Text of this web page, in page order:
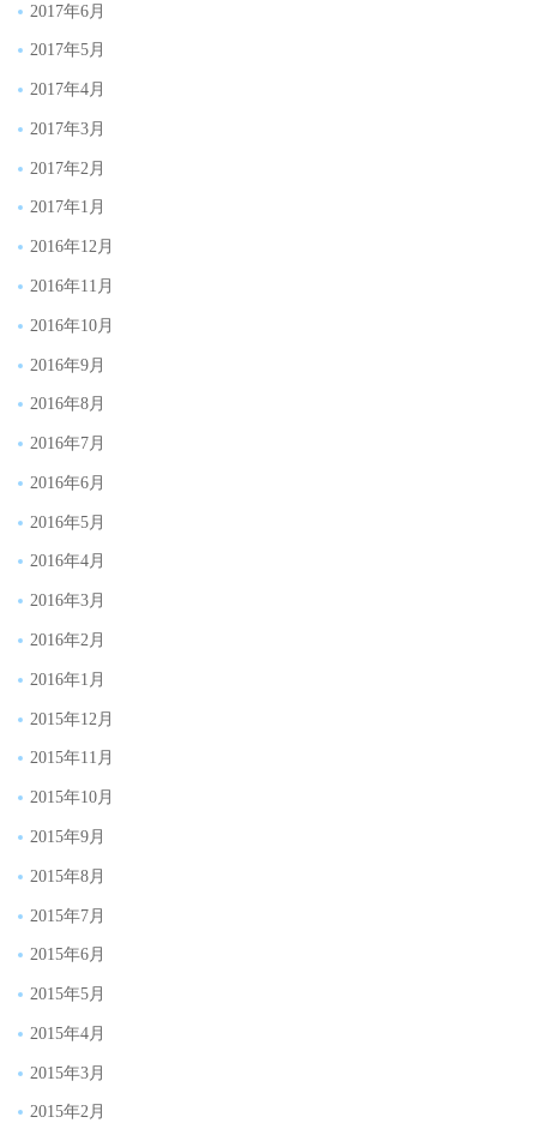
2017年6月
2017年5月
2017年4月
2017年3月
2017年2月
2017年1月
2016年12月
2016年11月
2016年10月
2016年9月
2016年8月
2016年7月
2016年6月
2016年5月
2016年4月
2016年3月
2016年2月
2016年1月
2015年12月
2015年11月
2015年10月
2015年9月
2015年8月
2015年7月
2015年6月
2015年5月
2015年4月
2015年3月
2015年2月